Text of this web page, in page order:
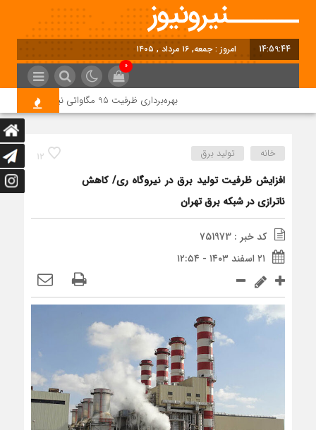
14:59:44 امروز : جمعه, ۱۶ مرداد , ۱۴۰۵
0
بهره‌برداری ظرفیت 95 مگاواتی نیروگاه خورشیدی شمس‌آباد در آینده نزدیک
12 خانه تولید برق
افزایش ظرفیت تولید برق در نیروگاه ری/ کاهش
ناترازی در شبکه برق تهران
کد خبر : 751973
۲۱ اسفند ۱۴۰۳ - ۱۲:۵۴